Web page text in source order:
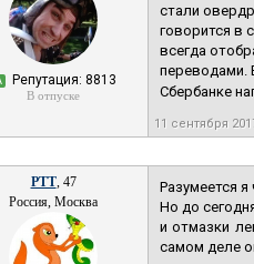
Репутация: 8813
В отпуске
стали
говорится в
всегда
переводами.
Сбербанке
11 сентября
РТТ, 47
Россия, Москва
Разумеется
Но до
и отмазки
самом деле